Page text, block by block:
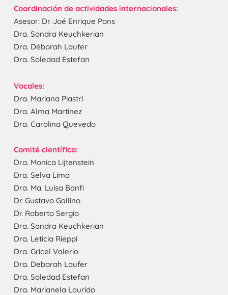
Coordinación de actividades internacionales:
Asesor: Dr. Joé Enrique Pons
Dra. Sandra Keuchkerian
Dra. Déborah Laufer
Dra. Soledad Estefan
Vocales:
Dra. Mariana Piastri
Dra. Alma Martínez
Dra. Carolina Quevedo
Comité científico:
Dra. Monica Lijtenstein
Dra. Selva Lima
Dra. Ma. Luisa Banfi
Dr. Gustavo Gallino
Dr. Roberto Sergio
Dra. Sandra Keuchkerian
Dra. Leticia Rieppi
Dra. Gricel Valerio
Dra. Deborah Laufer
Dra. Soledad Estefan
Dra. Marianela Lourido